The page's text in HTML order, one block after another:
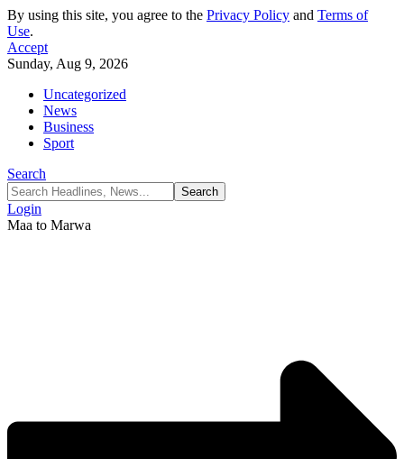
By using this site, you agree to the Privacy Policy and Terms of
Use.
Accept
Sunday, Aug 9, 2026
Uncategorized
News
Business
Sport
Search
Login
Maa to Marwa